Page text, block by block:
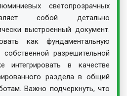
светопрозрачных
собой детально
выстроенный документ.
как фундаментальную
разрешительной
интегрировать в качестве
раздела в общий
Важно подчеркнуть, что